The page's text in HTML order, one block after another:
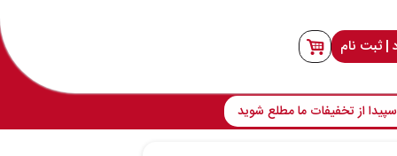
| ثبت نام
از تخفیفات ما مطلع شوید